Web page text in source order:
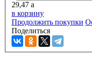
29,47 a
в корзину
Продолжить покупки
Поделиться